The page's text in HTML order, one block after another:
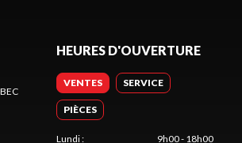
HEURES D'OUVERTURE
VENTES SERVICE
PIÈCES
Lundi:
9h00 - 18h00